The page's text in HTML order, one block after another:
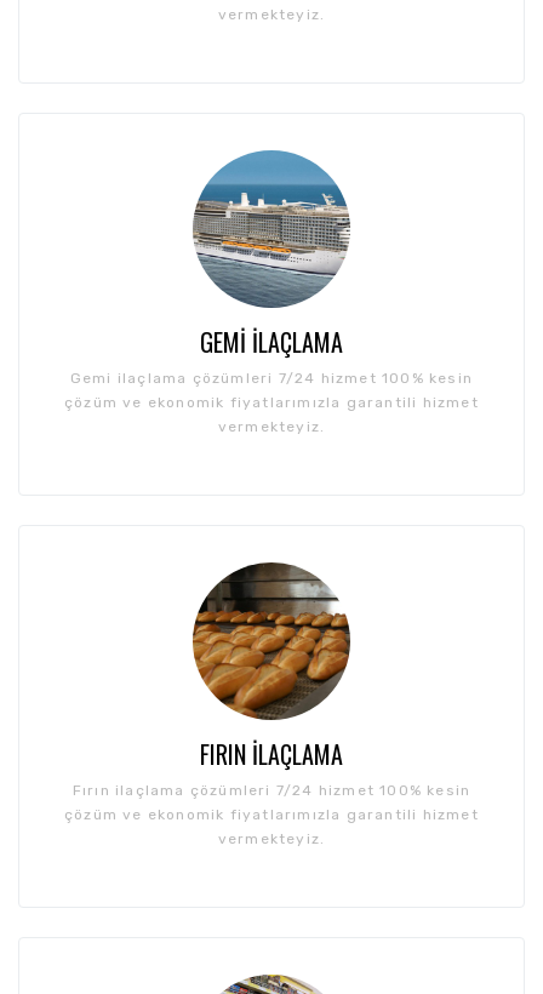
vermekteyiz.
GEMI İLAÇLAMA
Gemi ilaçlama çözümleri 7/24 hizmet 100% kesin
çözüm ve ekonomik fiyatlarımızla garantili hizmet
vermekteyiz.
FIRIN İLAÇLAMA
Fırın ilaçlama çözümleri 7/24 hizmet 100% kesin
çözüm ve ekonomik fiyatlarımızla garantili hizmet
vermekteyiz.